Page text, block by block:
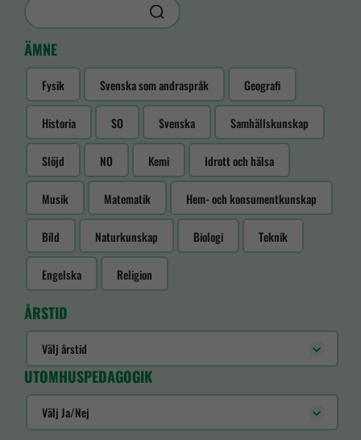
ÄMNE
Fysik Svenska som andraspråk Geografi
Historia SO Svenska Samhällskunskap
Slöjd NO Kemi Idrott och hälsa
Musik Matematik Hem- och konsumentkunskap
Bild Naturkunskap Biologi Teknik
Engelska Religion
ÅRSTID
Välj årstid
UTOMHUSPEDAGOGIK
Välj Ja/Nej